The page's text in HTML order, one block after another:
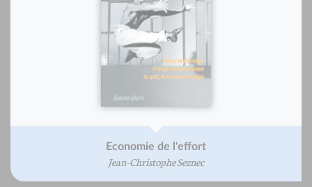
Economie de l'effort
Jean-Christophe Seznec